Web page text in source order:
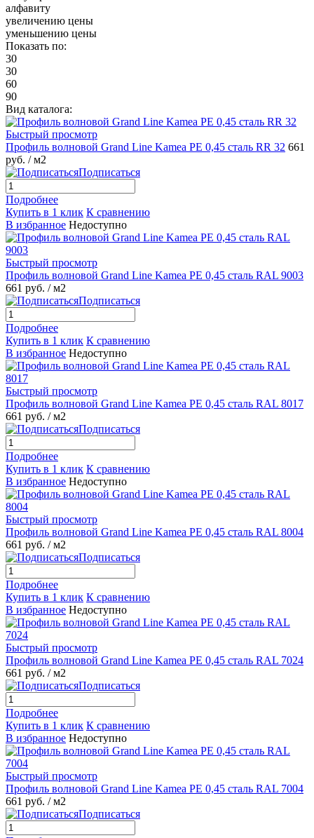
алфавиту
увеличению цены
уменьшению цены
Показать по:
30
30
60
90
Вид каталога:
Быстрый просмотр
Профиль волновой Grand Line Kamea PE 0,45 сталь RR 32 661
руб. / м2
Подписаться
Подробнее
Купить в 1 клик К сравнению
В избранное Недоступно
Быстрый просмотр
Профиль волновой Grand Line Kamea PE 0,45 сталь RAL 9003
661 руб. / м2
Подписаться
Подробнее
Купить в 1 клик К сравнению
В избранное Недоступно
Быстрый просмотр
Профиль волновой Grand Line Kamea PE 0,45 сталь RAL 8017
661 руб. / м2
Подписаться
Подробнее
Купить в 1 клик К сравнению
В избранное Недоступно
Быстрый просмотр
Профиль волновой Grand Line Kamea PE 0,45 сталь RAL 8004
661 руб. / м2
Подписаться
Подробнее
Купить в 1 клик К сравнению
В избранное Недоступно
Быстрый просмотр
Профиль волновой Grand Line Kamea PE 0,45 сталь RAL 7024
661 руб. / м2
Подписаться
Подробнее
Купить в 1 клик К сравнению
В избранное Недоступно
Быстрый просмотр
Профиль волновой Grand Line Kamea PE 0,45 сталь RAL 7004
661 руб. / м2
Подписаться